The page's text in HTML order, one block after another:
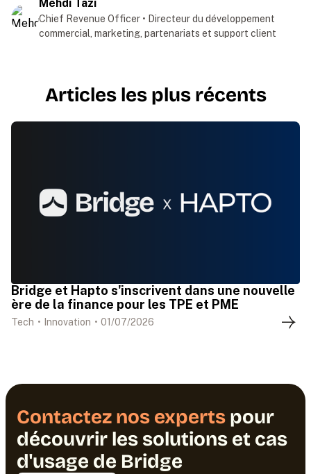
Mehdi Tazi
Chief Revenue Officer • Directeur du développement
commercial, marketing, partenariats et support client
Articles les plus récents
Bridge et Hapto s'inscrivent dans une nouvelle
ère de la finance pour les TPE et PME
Tech • Innovation • 01/07/2026
Contactez nos experts pour
découvrir les solutions et cas
d'usage de Bridge